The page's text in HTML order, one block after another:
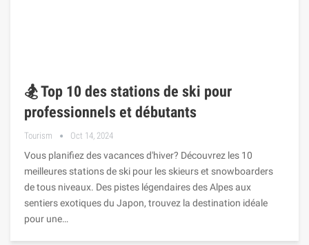
🏂 Top 10 des stations de ski pour
professionnels et débutants
Tourism Oct 14, 2024
Vous planifiez des vacances d'hiver? Découvrez les 10
meilleures stations de ski pour les skieurs et snowboarders
de tous niveaux. Des pistes légendaires des Alpes aux
sentiers exotiques du Japon, trouvez la destination idéale
pour une…